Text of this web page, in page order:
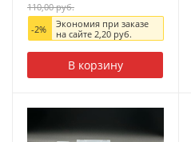
110,00руб.
-2%
Экономия при заказе
на сайте 2,20руб.
В корзину